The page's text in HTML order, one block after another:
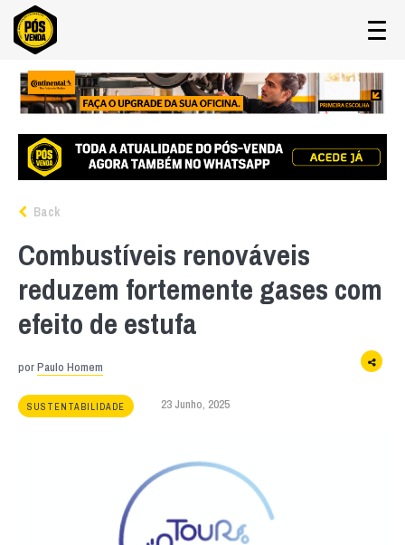
Back
Combustíveis renováveis
reduzem fortemente gases com
efeito de estufa
porPaulo Homem
SUSTENTABILIDADE 23 Junho, 2025